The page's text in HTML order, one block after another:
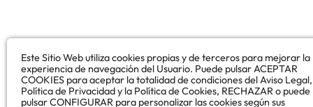
Este Sitio Web utiliza cookies propias y de terceros para mejorar la
experiencia de navegación del Usuario. Puede pulsar ACEPTAR
COOKIES para aceptar la totalidad de condiciones del Aviso Legal,
Política de Privacidad y la Política de Cookies, RECHAZAR o puede
pulsar CONFIGURAR para personalizar las cookies según sus